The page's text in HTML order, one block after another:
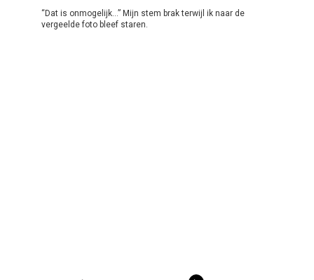
“Dat is onmogelijk…” Mijn stem brak terwijl ik naar de
vergeelde foto bleef staren.